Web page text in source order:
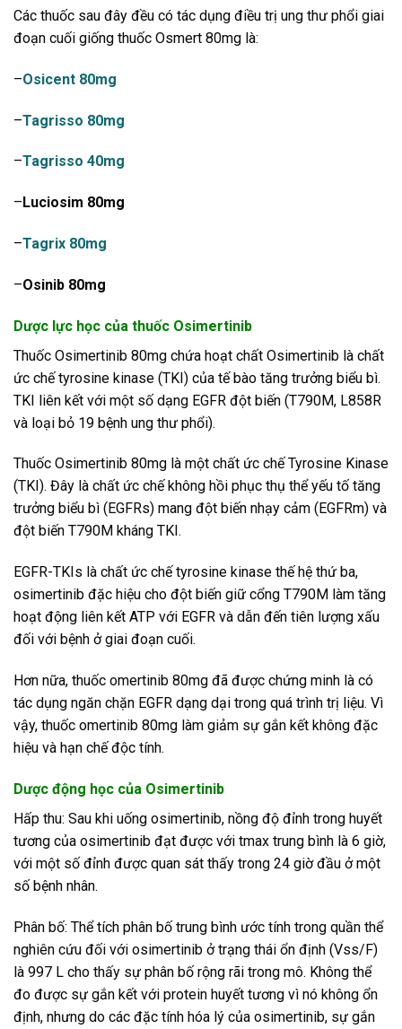
Các thuốc sau đây đều có tác dụng điều trị ung thư phổi giai
đoạn cuối giống thuốc Osmert 80mg là:
–Osicent 80mg
–Tagrisso 80mg
–Tagrisso 40mg
–Luciosim 80mg
–Tagrix 80mg
–Osinib 80mg
Dược lực học của thuốc Osimertinib
Thuốc Osimertinib 80mg chứa hoạt chất Osimertinib là chất
ức chế tyrosine kinase (TKI) của tế bào tăng trưởng biểu bì.
TKI liên kết với một số dạng EGFR đột biến (T790M, L858R
và loại bỏ 19 bệnh ung thư phổi).
Thuốc Osimertinib 80mg là một chất ức chế Tyrosine Kinase
(TKI). Đây là chất ức chế không hồi phục thụ thể yếu tố tăng
trưởng biểu bì (EGFRs) mang đột biến nhạy cảm (EGFRm) và
đột biến T790M kháng TKI.
EGFR-TKIs là chất ức chế tyrosine kinase thế hệ thứ ba,
osimertinib đặc hiệu cho đột biến giữ cổng T790M làm tăng
hoạt động liên kết ATP với EGFR và dẫn đến tiên lượng xấu
đối với bệnh ở giai đoạn cuối.
Hơn nữa, thuốc omertinib 80mg đã được chứng minh là có
tác dụng ngăn chặn EGFR dạng dại trong quá trình trị liệu. Vì
vậy, thuốc omertinib 80mg làm giảm sự gắn kết không đặc
hiệu và hạn chế độc tính.
Dược động học của Osimertinib
Hấp thu: Sau khi uống osimertinib, nồng độ đỉnh trong huyết
tương của osimertinib đạt được với tmax trung bình là 6 giờ,
với một số đỉnh được quan sát thấy trong 24 giờ đầu ở một
số bệnh nhân.
Phân bố: Thể tích phân bố trung bình ước tính trong quần thể
nghiên cứu đối với osimertinib ở trạng thái ổn định (Vss/F)
là 997 L cho thấy sự phân bố rộng rãi trong mô. Không thể
đo được sự gắn kết với protein huyết tương vì nó không ổn
định, nhưng do các đặc tính hóa lý của osimertinib, sự gắn